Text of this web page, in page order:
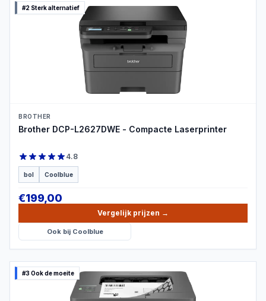
#2 Sterk alternatief
PRODUCTBEELD
BROTHER
Brother DCP-L2627DWE - Compacte Laserprinter
4.8
bol Coolblue
€199,00
Vergelijk prijzen →
Ook bij Coolblue
#3 Ook de moeite